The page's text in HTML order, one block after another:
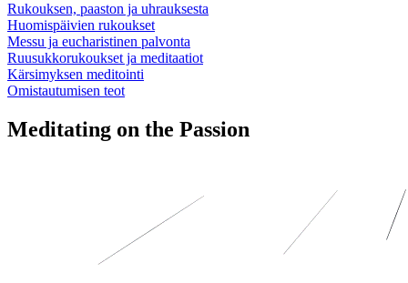
Rukouksen, paaston ja uhrauksesta
Huomispäivien rukoukset
Messu ja eucharistinen palvonta
Ruusukkorukoukset ja meditaatiot
Kärsimyksen meditointi
Omistautumisen teot
Meditating on the Passion